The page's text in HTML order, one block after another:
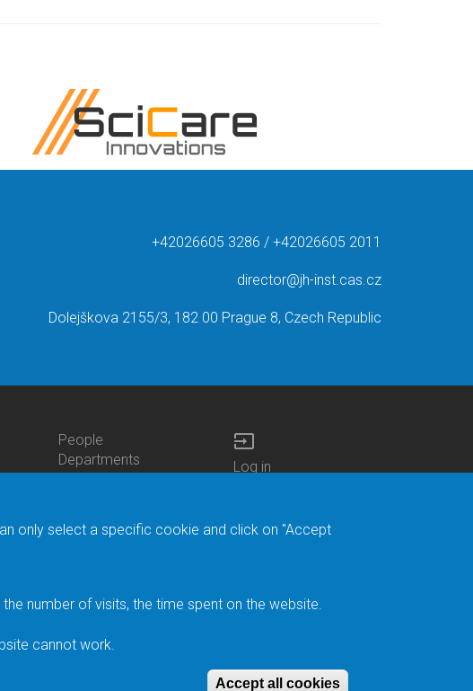
+42026605 3286 / +42026605 2011
director@jh-inst.cas.cz
Dolejškova 2155/3, 182 00 Prague 8, Czech Republic
Bottom
Menu
People
Departments
Recruitments
Library
Feedback form
Internal Reporting
input
Login
Log in
Site Map
only select a specific cookie and click on "Accept
number of visits, the time spent on the website.
cannot work.
Accept all cookies